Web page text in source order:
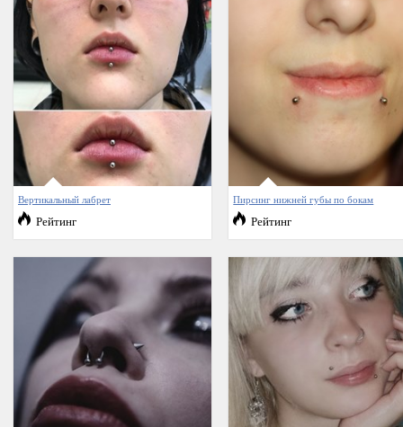
Вертикальный лабрет
Рейтинг
Пирсинг нижней губы по бокам
Рейтинг